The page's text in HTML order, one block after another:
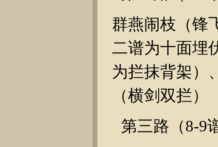
群燕闹枝（锋
二谱为十面埋
为拦抹背架）
（横剑双拦）
第三路（8-9